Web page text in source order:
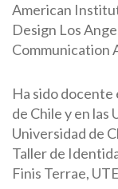
American
Design Los
Communication
Ha sido docente
de Chile y en
Universidad de
Taller de
Finis Terrae,